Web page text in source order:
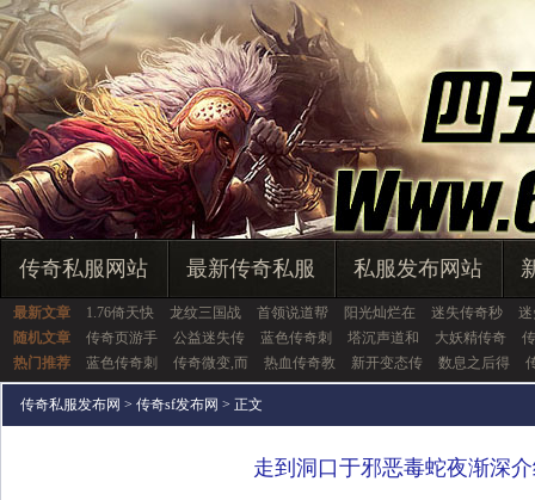
传奇私服网站 最新传奇私服 私服发布网站
最新文章 1.76倚天快 龙纹三国战 首领说道帮 阳光灿烂在 迷失传奇秒
随机文章
传奇页游手 公益迷失传 蓝色传奇刺 塔沉声道和 大妖精传奇
热门推荐
蓝色传奇刺 传奇微变,而 热血传奇教 新开变态传 数息之后得
传奇私服发布网 > 传奇sf发布网 > 正文
走到洞口于邪恶毒蛇夜渐深